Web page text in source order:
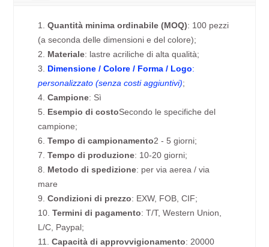
1.Quantità minima ordinabile (MOQ): 100 pezzi
(a seconda delle dimensioni e del colore);
2. Materiale: lastre acriliche di alta qualità;
3. Dimensione / Colore / Forma / Logo:
personalizzato (senza costi aggiuntivi);
4.Campione: Sì
5. Esempio di costoSecondo le specifiche del
campione;
6.Tempo di campionamento2 - 5 giorni;
7.Tempo di produzione: 10-20 giorni;
8. Metodo di spedizione: per via aerea / via
mare
9.Condizioni di prezzo: EXW, FOB, CIF;
10.Termini di pagamento: T/T, Western Union,
L/C, Paypal;
11.Capacità di approvvigionamento: 20000